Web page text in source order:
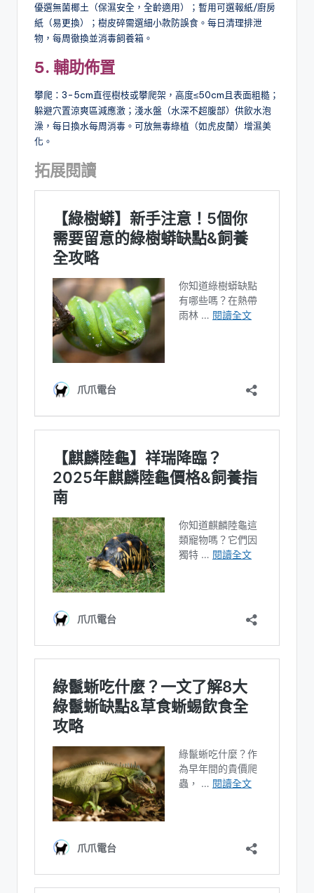
優選無菌椰土（保濕安全，全齡適用）；暫用可選報紙/廚房
紙（易更換）；樹皮碎需選細小款防誤食。每日清理排泄
物，每周徹換並消毒飼養箱。
5. 輔助佈置
攀爬：3-5cm直徑樹枝或攀爬架，高度≤50cm且表面粗糙；
躲避穴置涼爽區減應激；淺水盤（水深不超腹部）供飲水泡
澡，每日換水每周消毒。可放無毒綠植（如虎皮蘭）增濕美
化。
拓展閱讀